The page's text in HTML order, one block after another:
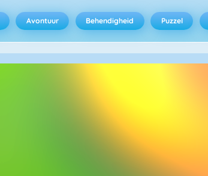
Avontuur Behendigheid Puzzel